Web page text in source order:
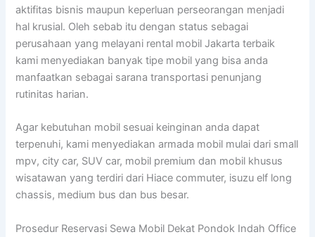
aktifitas bisnis maupun keperluan perseorangan menjadi
hal krusial. Oleh sebab itu dengan status sebagai
perusahaan yang melayani rental mobil Jakarta terbaik
kami menyediakan banyak tipe mobil yang bisa anda
manfaatkan sebagai sarana transportasi penunjang
rutinitas harian.
Agar kebutuhan mobil sesuai keinginan anda dapat
terpenuhi, kami menyediakan armada mobil mulai dari small
mpv, city car, SUV car, mobil premium dan mobil khusus
wisatawan yang terdiri dari Hiace commuter, isuzu elf long
chassis, medium bus dan bus besar.
Prosedur Reservasi Sewa Mobil Dekat Pondok Indah Office